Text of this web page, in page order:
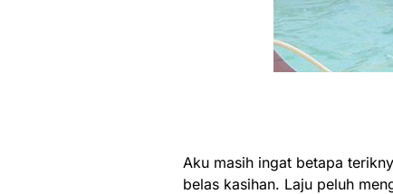
Aku masih ingat betapa
belas kasihan. Laju peluh